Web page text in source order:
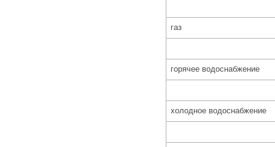
газ
горячее водоснабжение
холодное водоснабжение